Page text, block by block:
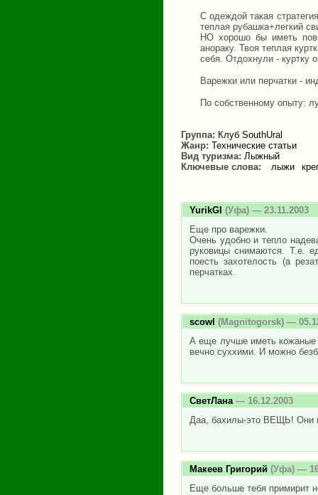
С одеждой такая
теплая рубашка+легкий
НО хорошо бы иметь
анораку. Твоя теплая
себя. Отдохнули - куртку
Варежки или перчатки -
По собственному опыту:
Группа: Клуб SouthUral
Жанр: Технические статьи
Вид туризма: Лыжный
Ключевые слова:
лыжи
YurikGl (Уфа) — 23.11.2003
Еще про варежки.
Очень удобно и тепло
руковицы снимаются. Т.е.
поесть захотелость (а
перчатках.
scowl (Magnitogorsk) —
А еще лучше иметь кожаные
вечно суххими. И можно
СветЛана — 16.12.2003
Даа, бахилы-это ВЕЩЬ! Они
Макеев Григорий (Уфа) —
Еще больше тебя примирит